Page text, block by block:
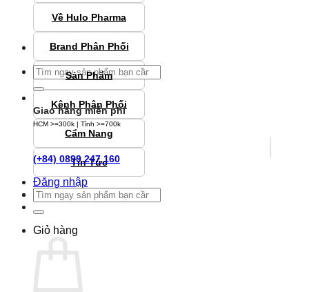
Tìm
kiếm:
Giao hàng miễn phí
HCM >=300k | Tỉnh >=700k
(+84) 0899 247 160
Đăng nhập
Giỏ hàng
Về Hulo Pharma
Brand Phân Phối
Sản Phẩm
Kênh Phân Phối
Cẩm Nang
Tin Tức
Tìm
kiếm: